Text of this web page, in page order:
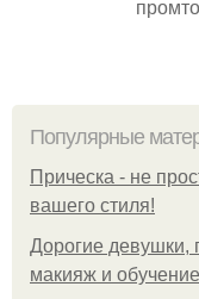
Популярные
Прическа - не
вашего стиля!
Дорогие девушки,
макияж и